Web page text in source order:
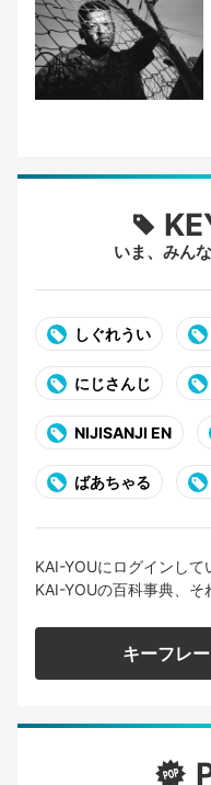
いま、みん
しぐれうい
にじさんじ
NIJISANJI EN
ばあちゃる
KAI-YOUにログインして
KAI-YOUの百科事典、そ
キーフレ